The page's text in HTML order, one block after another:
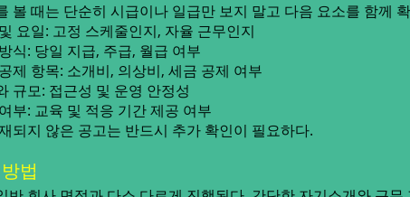
볼 때는 단순히 시급이나 일급만 보지 말고 다음 요소를 함께
요일: 고정 스케줄인지, 자율 근무인지
식: 당일 지급, 주급, 월급 여부
제 항목: 소개비, 의상비, 세금 공제 여부
규모: 접근성 및 운영 안정성
부: 교육 및 적응 기간 제공 여부
되지 않은 공고는 반드시 추가 확인이 필요하다.
법